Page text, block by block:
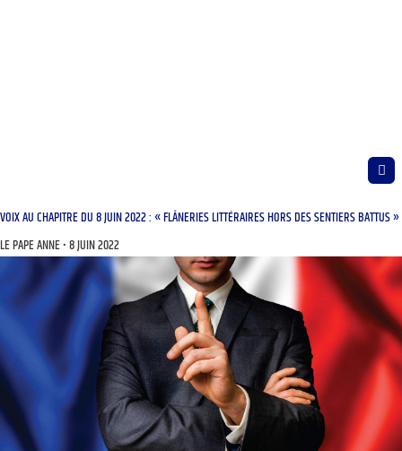
VOIX AU CHAPITRE DU 8 JUIN 2022 : « FLÂNERIES LITTÉRAIRES HORS DES SENTIERS BATTUS »
LE PAPE ANNE 8 JUIN 2022